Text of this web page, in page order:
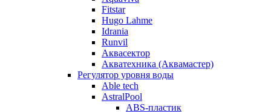
Fitstar
Hugo Lahme
Idrania
Runvil
Аквасектор
Акватехника (Аквамастер)
Регулятор уровня воды
Able tech
AstralPool
ABS-пластик